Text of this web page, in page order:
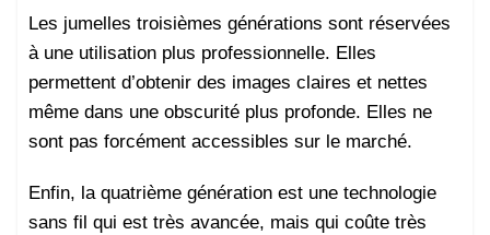
Les jumelles troisièmes générations sont réservées
à une utilisation plus professionnelle. Elles
permettent d’obtenir des images claires et nettes
même dans une obscurité plus profonde. Elles ne
sont pas forcément accessibles sur le marché.
Enfin, la quatrième génération est une technologie
sans fil qui est très avancée, mais qui coûte très